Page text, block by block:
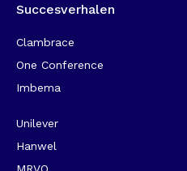
Succesverhalen
Clambrace
One Conference
Imbema
Unilever
Hanwel